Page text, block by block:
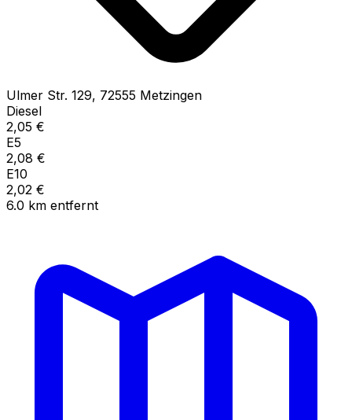
Ulmer Str. 129, 72555 Metzingen
Diesel
2,05 €
E5
2,08 €
E10
2,02 €
6.0 km entfernt